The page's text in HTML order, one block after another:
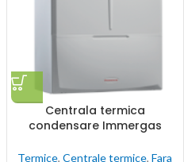
Centrala termica
condensare Immergas
incalzire
Termice,Centrale termice,Fara